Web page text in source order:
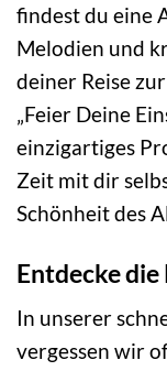
findest du eine
Melodien und
deiner Reise
„Feier Deine
einzigartiges
Zeit mit dir
Schönheit des
Entdecke
In unserer
vergessen wir